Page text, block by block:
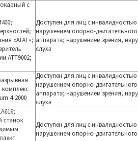
с
«АГАТ»;
АТТ9002;
Доступен для лиц с инвалидностью
нарушением опорно-двигательного
аппарата; нарушением зрения,
слуха
4-2000
Доступен для лиц с инвалидностью
нарушением опорно-двигательного
аппарата; нарушением зрения,
слуха
станок
Доступен для лиц с инвалидностью
нарушением опорно-двигательного